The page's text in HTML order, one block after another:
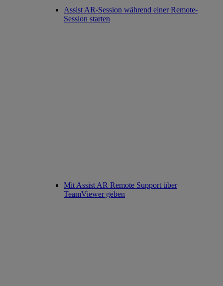
Assist AR-Session während einer Remote-
Session starten
Mit Assist AR Remote Support über
TeamViewer geben